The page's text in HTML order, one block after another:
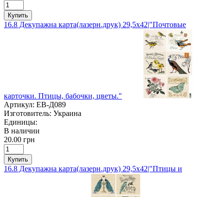
Купить
16.8 Декупажна карта(лазерн.друк) 29,5х42|"Почтовые
карточки. Птицы, бабочки, цветы."
Артикул: ЕВ-Д089
Изготовитель: Украина
Единицы:
В наличии
20.00 грн
Купить
16.8 Декупажна карта(лазерн.друк) 29,5х42|"Птицы и